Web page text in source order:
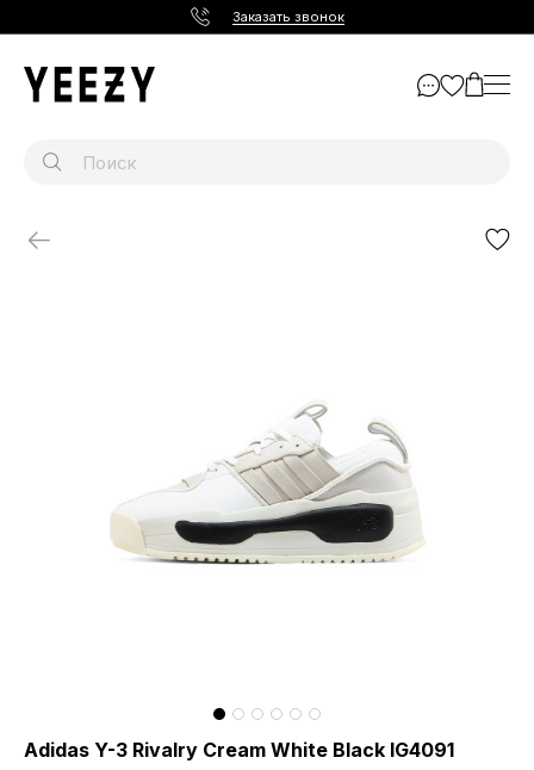
Заказать звонок
Adidas Y-3 Rivalry Cream White Black IG4091